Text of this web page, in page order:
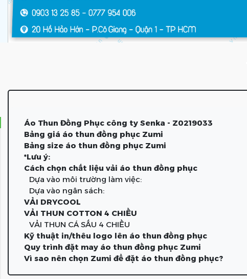
Áo Thun Đồng Phục công ty Senka - Z0219033
Bảng giá áo thun đồng phục Zumi
Bảng size áo thun đồng phục Zumi
*Lưu ý:
Cách chọn chất liệu vải áo thun đồng phục
Dựa vào môi trường làm việc:
Dựa vào ngân sách:
VẢI DRYCOOL
VẢI THUN COTTON 4 CHIỀU
VẢI THUN CÁ SẤU 4 CHIỀU
Kỹ thuật in/thêu logo lên áo thun đồng phục
Quy trình đặt may áo thun đồng phục Zumi
Vì sao nên chọn Zumi để đặt áo thun đồng phục?